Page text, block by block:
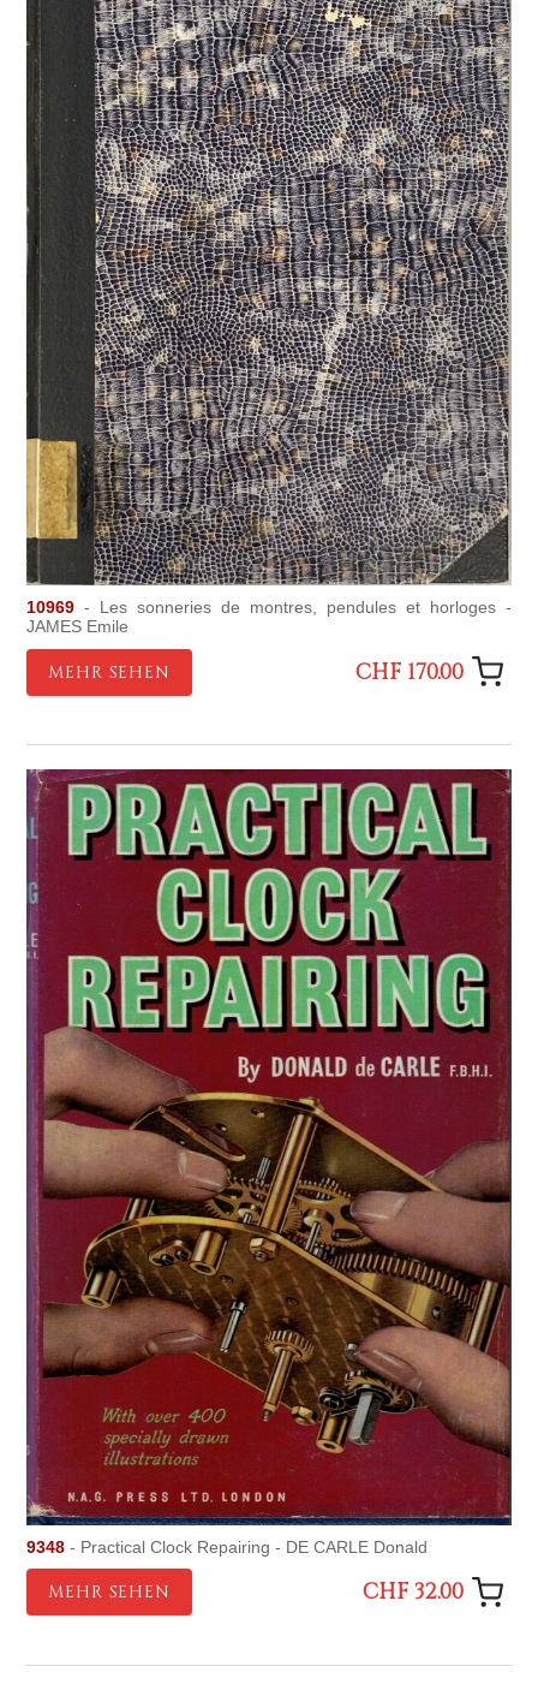
10969 - Les sonneries de montres, pendules et horloges -
JAMES Emile
MEHR SEHEN CHF 170.00
9348 - Practical Clock Repairing - DE CARLE Donald
MEHR SEHEN CHF 32.00